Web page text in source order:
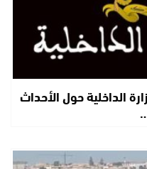
الداخلية حول الأحداث